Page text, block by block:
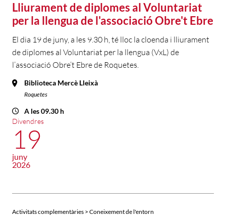
Lliurament de diplomes al Voluntariat
per la llengua de l'associació Obre't Ebre
El dia 19 de juny, a les 9.30 h, té lloc la cloenda i lliurament
de diplomes al Voluntariat per la llengua (VxL) de
l’associació Obre’t Ebre de Roquetes.
Biblioteca Mercè Lleixà
Roquetes
A les 09.30 h
Divendres
19
juny
2026
Activitats complementàries > Coneixement de l'entorn